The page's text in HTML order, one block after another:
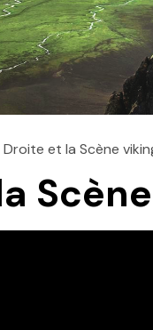
Droite et la Scène